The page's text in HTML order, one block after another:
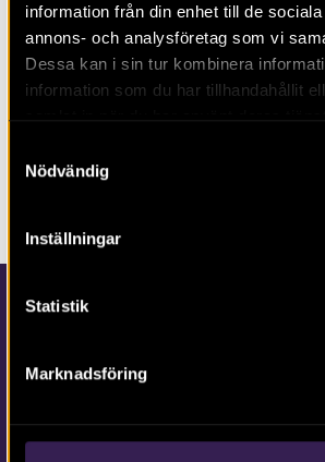
information från din enhet till de
annons- och analysföretag som vi
Dessa kan i sin tur kombinera
information som du har tillhandahållit
Nödvändig
Inställningar
Statistik
Marknadsföring
DELA SIDAN